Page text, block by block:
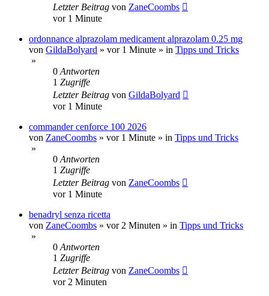
Letzter Beitrag von ZaneCoombs
vor 1 Minute
ordonnance alprazolam medicament alprazolam 0.25 mg
von GildaBolyard » vor 1 Minute » in Tipps und Tricks
»
0 Antworten
1 Zugriffe
Letzter Beitrag von GildaBolyard
vor 1 Minute
commander cenforce 100 2026
von ZaneCoombs » vor 1 Minute » in Tipps und Tricks
»
0 Antworten
1 Zugriffe
Letzter Beitrag von ZaneCoombs
vor 1 Minute
benadryl senza ricetta
von ZaneCoombs » vor 2 Minuten » in Tipps und Tricks
»
0 Antworten
1 Zugriffe
Letzter Beitrag von ZaneCoombs
vor 2 Minuten